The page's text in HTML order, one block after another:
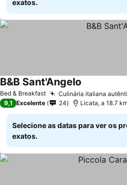
exatos.
Bed & Breakfast Culinária italiana
B&B Sant'Angelo
9,1 Excelente 24 Licata, a 18.7
Selecione as datas para ver os
exatos.